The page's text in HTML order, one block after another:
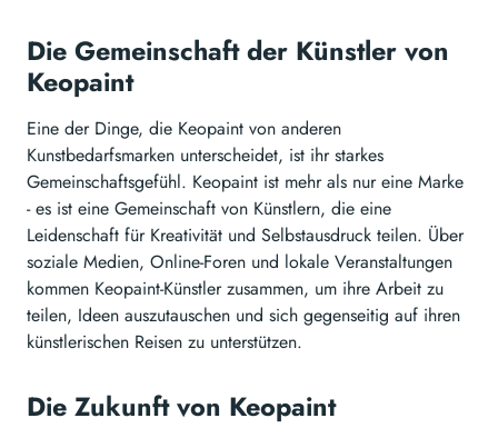
Die Gemeinschaft der Künstler von
Keopaint
Eine der Dinge, die Keopaint von anderen
Kunstbedarfsmarken unterscheidet, ist ihr starkes
Gemeinschaftsgefühl. Keopaint ist mehr als nur eine Marke
- es ist eine Gemeinschaft von Künstlern, die eine
Leidenschaft für Kreativität und Selbstausdruck teilen. Über
soziale Medien, Online-Foren und lokale Veranstaltungen
kommen Keopaint-Künstler zusammen, um ihre Arbeit zu
teilen, Ideen auszutauschen und sich gegenseitig auf ihren
künstlerischen Reisen zu unterstützen.
Die Zukunft von Keopaint